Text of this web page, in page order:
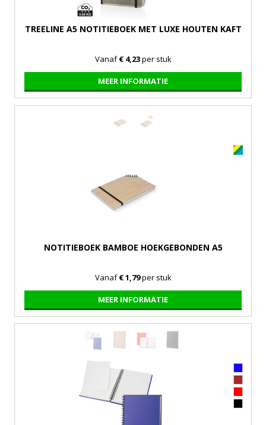
TREELINE A5 NOTITIEBOEK MET LUXE HOUTEN KAFT
Vanaf€ 4,23per stuk
MEER INFORMATIE
NOTITIEBOEK BAMBOE HOEKGEBONDEN A5
Vanaf€ 1,79per stuk
MEER INFORMATIE